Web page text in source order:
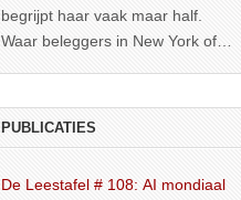
begrijpt haar vaak maar half.
Waar beleggers in New York of
PUBLICATIES
De Leestafel # 108: AI mondiaal